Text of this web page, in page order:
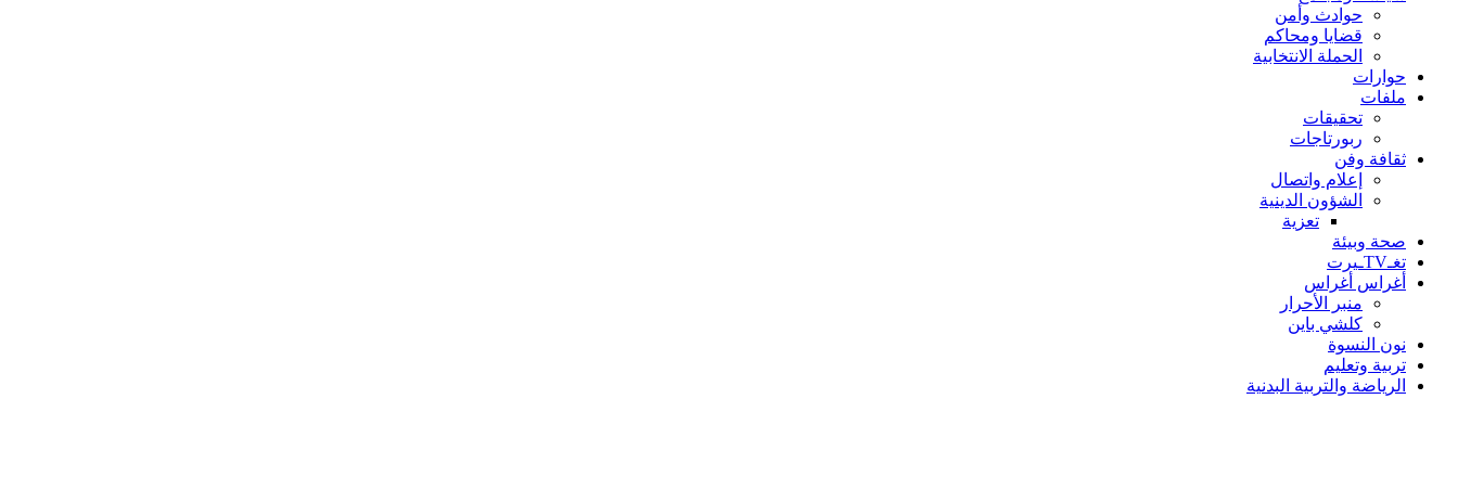
حوادث وأمن
قضايا ومحاكم
الحملة الانتخابية
حوارات
ملفات
تحقيقات
ربورتاجات
ثقافة وفن
إعلام واتصال
الشؤون الدينية
تعزية
صحة وبيئة
تغـTVـيرت
أغراس أغراس
منبر الأحرار
كلشي باين
نون النسوة
تربية وتعليم
الرياضة والتربية البدنية